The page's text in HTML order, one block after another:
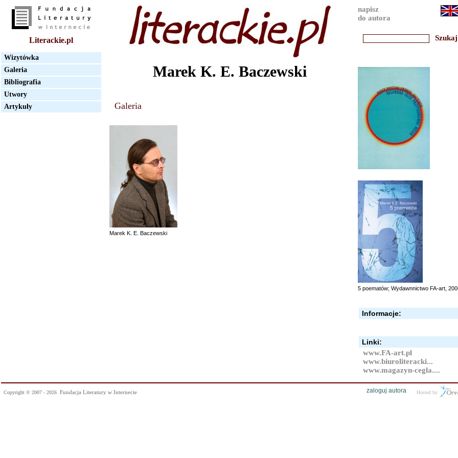
Literackie.pl
Wizytówka
Galeria
Bibliografia
Utwory
Artykuły
Marek K. E. Baczewski
Galeria
Marek K. E. Baczewski
napisz
do autora
5 poematów; Wydawnnictwo FA-art,
Informacje:
Linki:
www.FA-art.pl
www.biuroliteracki...
www.magazyn-cegla....
Hosted by
zaloguj autora
Copyright © 2007 - 2026 Fundacja Literatury w Internecie